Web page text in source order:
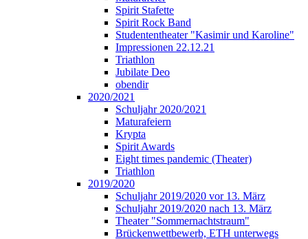
Spirit Stafette
Spirit Rock Band
Studententheater "Kasimir und Karoline"
Impressionen 22.12.21
Triathlon
Jubilate Deo
obendir
2020/2021
Schuljahr 2020/2021
Maturafeiern
Krypta
Spirit Awards
Eight times pandemic (Theater)
Triathlon
2019/2020
Schuljahr 2019/2020 vor 13. März
Schuljahr 2019/2020 nach 13. März
Theater "Sommernachtstraum"
Brückenwettbewerb, ETH unterwegs